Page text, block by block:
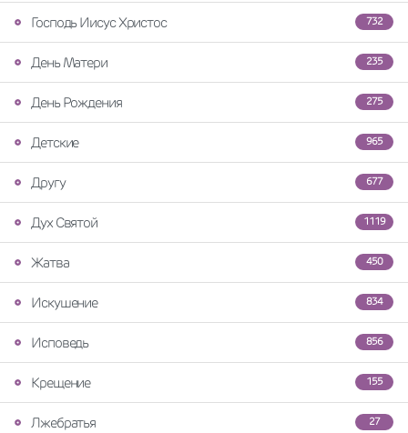
732
Господь Иисус Христос
235
День Матери
275
День Рождения
965
Детские
677
Другу
1119
Дух Святой
450
Жатва
834
Искушение
856
Исповедь
155
Крещение
27
Лжебратья